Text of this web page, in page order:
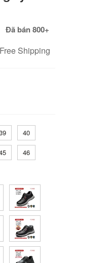
Đã bán 800+
Free Shipping
40
46